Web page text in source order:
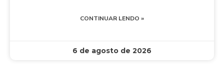
CONTINUAR LENDO »
6 de agosto de 2026